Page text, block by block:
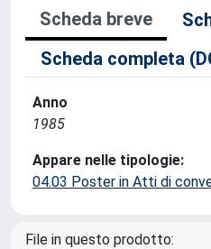
Scheda breve
Scheda completa
Anno
1985
Appare nelle tipologie:
04.03 Poster in Atti di
File in questo prodotto: